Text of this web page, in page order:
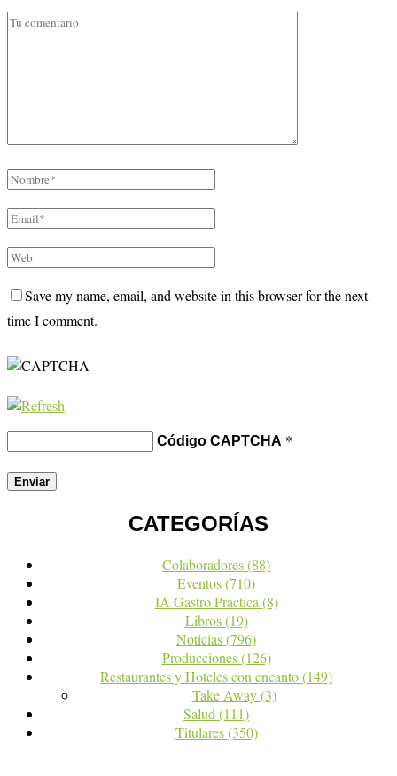
Save my name, email, and website in this browser for the next
time I comment.
Código CAPTCHA *
CATEGORÍAS
Colaboradores(88)
Eventos(710)
IA Gastro Práctica(8)
Libros(19)
Noticias(796)
Producciones(126)
Restaurantes y Hoteles con encanto(149)
Take Away(3)
Salud(111)
Titulares(350)